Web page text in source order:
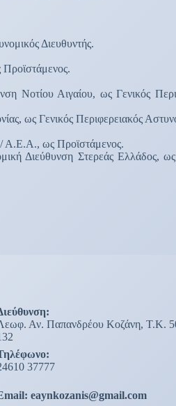
Διευθυντής.
Αιγαίου, ως Γενικός
ως Γενικός Περιφερειακός
Α.Ε.Α., ως Προϊστάμενος.
Διεύθυνση Στερεάς Ελλάδος, ως
Αν. Παπανδρέου Κοζάνη, Τ.Κ.
37777
eaynkozanis@gmail.com